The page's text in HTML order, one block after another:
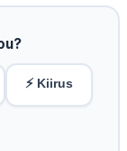
⚡ Kiirus